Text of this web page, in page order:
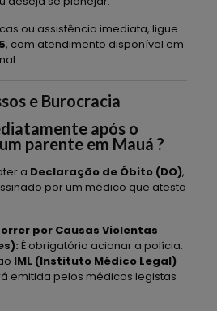
ou assistência imediata, ligue
, com atendimento disponível em
e Burocracia
após o
parente em Mauá ?
a Declaração de Óbito (DO),
por um médico que atesta
por Causas Violentas
É obrigatório acionar a polícia.
IML (Instituto Médico Legal)
emitida pelos médicos legistas